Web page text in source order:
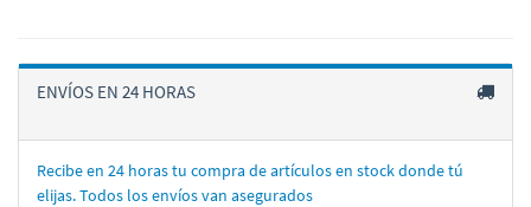
ENVÍOS EN 24 HORAS
Recibe en 24 horas tu compra de artí­culos en stock donde tú
elijas. Todos los enví­os van asegurados